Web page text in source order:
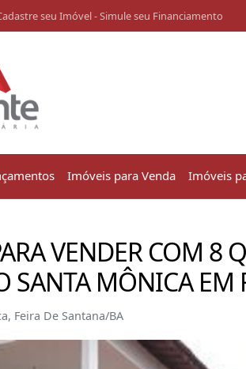
seu Imóvel-Simule seu Financiamento
Imóveis para Venda Imóveis
VENDER COM 8
SANTA MÔNICA EM
Feira De Santana/BA